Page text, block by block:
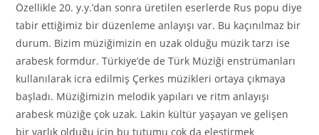
Özellikle 20. y.y.’dan sonra üretilen eserlerde Rus popu diye
tabir ettiğimiz bir düzenleme anlayışı var. Bu kaçınılmaz bir
durum. Bizim müziğimizin en uzak olduğu müzik tarzı ise
arabesk formdur. Türkiye’de de Türk Müziği enstrümanları
kullanılarak icra edilmiş Çerkes müzikleri ortaya çıkmaya
başladı. Müziğimizin melodik yapıları ve ritm anlayışı
arabesk müziğe çok uzak. Lakin kültür yaşayan ve gelişen
bir varlık olduğu için bu tutumu çok da eleştirmek